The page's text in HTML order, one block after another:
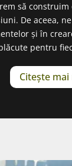
să
De aceea,
și în
pentru
Citește